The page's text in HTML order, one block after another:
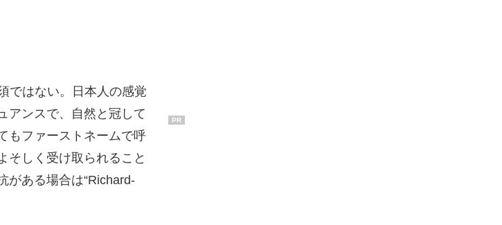
ではない。日本人の感覚
アンスで、自然と冠して
もファーストネームで呼
そしく受け取られること
がある場合は“Richard-
PR